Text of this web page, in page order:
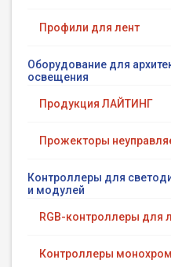
Профили для лент
Оборудование для
освещения
Продукция ЛАЙТИНГ
Прожекторы
Контроллеры для
и модулей
RGB-контроллеры для
Контроллеры